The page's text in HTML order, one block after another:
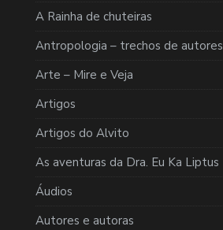
A Rainha de chuteiras
Antropologia – trechos de autores
Arte – Mire e Veja
Artigos
Artigos do Alvito
As aventuras da Dra. Eu Ka Liptus
Áudios
Autores e autoras